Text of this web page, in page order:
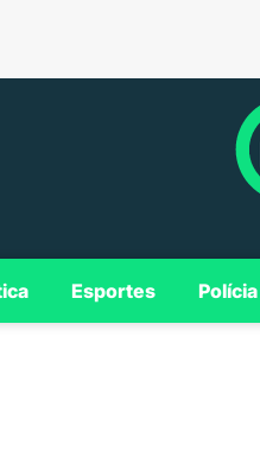
Esportes Polícia